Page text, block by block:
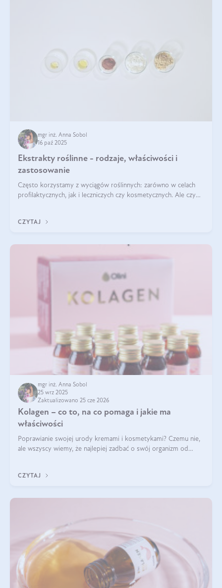
mgr inż. Anna Sobol
16 paź 2025
Ekstrakty roślinne - rodzaje, właściwości i
zastosowanie
Często korzystamy z wyciągów roślinnych: zarówno w celach
profilaktycznych, jak i leczniczych czy kosmetycznych. Ale czy
CZYTAJ
mgr inż. Anna Sobol
25 wrz 2025
Zaktualizowano 25 cze 2026
Kolagen – co to, na co pomaga i jakie ma
właściwości
Poprawianie swojej urody kremami i kosmetykami? Czemu nie,
ale wszyscy wiemy, że najlepiej zadbać o swój organizm od
wysokiej jakości suplem
CZYTAJ